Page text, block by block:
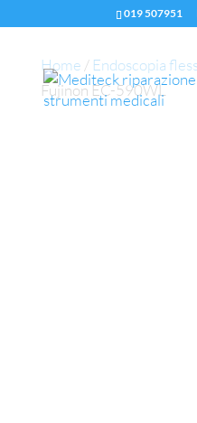
019 507951
Home / Endoscopia
Fujinon EC-590WL